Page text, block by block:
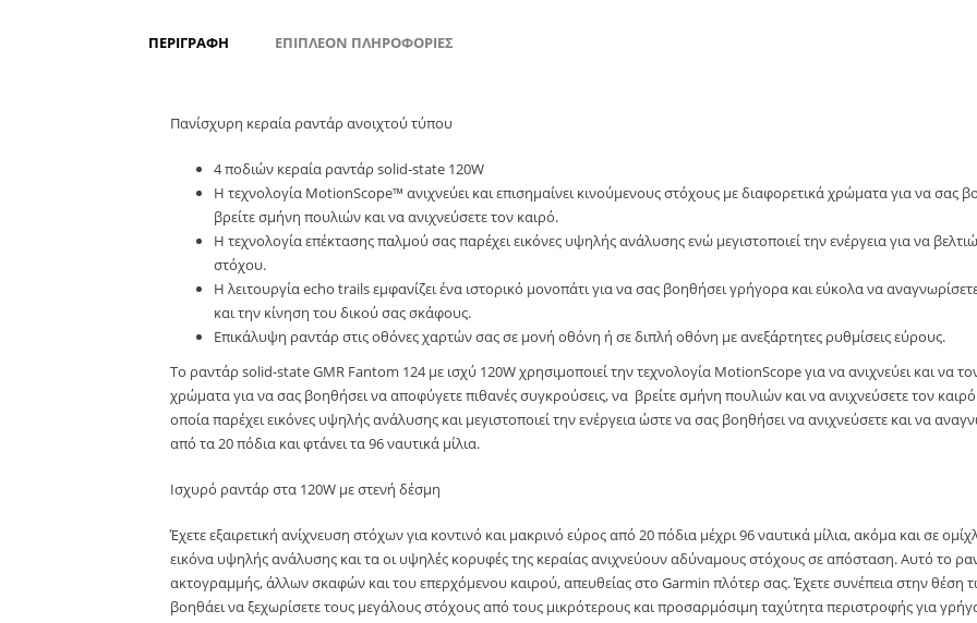
ΠΕΡΙΓΡΑΦΉ ΕΠΙΠΛΈΟΝ ΠΛΗΡΟΦΟΡΊΕΣ
Πανίσχυρη κεραία ραντάρ ανοιχτού τύπου
4 ποδιών κεραία ραντάρ solid-state 120W
Η τεχνολογία MotionScope™ ανιχνεύει και επισημαίνει κινούμενους στόχους με διαφορετικά χρώματα για να σας
βρείτε σμήνη πουλιών και να ανιχνεύσετε τον καιρό.
Η τεχνολογία επέκτασης παλμού σας παρέχει εικόνες υψηλής ανάλυσης ενώ μεγιστοποιεί την ενέργεια για να
στόχου.
Η λειτουργία echo trails εμφανίζει ένα ιστορικό μονοπάτι για να σας βοηθήσει γρήγορα και εύκολα να
και την κίνηση του δικού σας σκάφους.
Επικάλυψη ραντάρ στις οθόνες χαρτών σας σε μονή οθόνη ή σε διπλή οθόνη με ανεξάρτητες ρυθμίσεις εύρους.
Το ραντάρ solid-state GMR Fantom 124 με ισχύ 120W χρησιμοποιεί την τεχνολογία MotionScope για να ανιχνεύει και να
χρώματα για να σας βοηθήσει να αποφύγετε πιθανές συγκρούσεις, να βρείτε σμήνη πουλιών και να ανιχνεύσετε τον
οποία παρέχει εικόνες υψηλής ανάλυσης και μεγιστοποιεί την ενέργεια ώστε να σας βοηθήσει να ανιχνεύσετε και να
από τα 20 πόδια και φτάνει τα 96 ναυτικά μίλια.
Ισχυρό ραντάρ στα 120W με στενή δέσμη
Έχετε εξαιρετική ανίχνευση στόχων για κοντινό και μακρινό εύρος από 20 πόδια μέχρι 96 ναυτικά μίλια, ακόμα και σε
εικόνα υψηλής ανάλυσης και τα οι υψηλές κορυφές της κεραίας ανιχνεύουν αδύναμους στόχους σε απόσταση. Αυτό το
ακτογραμμής, άλλων σκαφών και του επερχόμενου καιρού, απευθείας στο Garmin πλότερ σας. Έχετε συνέπεια στην θέση
βοηθάει να ξεχωρίσετε τους μεγάλους στόχους από τους μικρότερους και προσαρμόσιμη ταχύτητα περιστροφής για